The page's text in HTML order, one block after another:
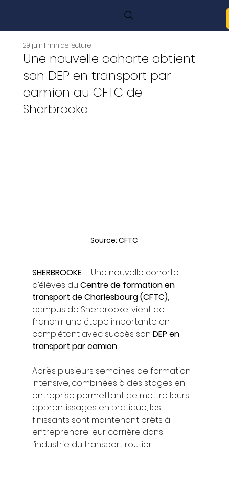
Une nouvelle cohorte obtient
son DEP en transport par
camion au CFTC de
Sherbrooke
29 juin1 min de lecture
Source: CFTC
SHERBROOKE – Une nouvelle cohorte
d’élèves du Centre de formation en
transport de Charlesbourg (CFTC),
campus de Sherbrooke, vient de
franchir une étape importante en
complétant avec succès son DEP en
transport par camion.
Après plusieurs semaines de formation
intensive, combinées à des stages en
entreprise permettant de mettre leurs
apprentissages en pratique, les
finissants sont maintenant prêts à
entreprendre leur carrière dans
l’industrie du transport routier.